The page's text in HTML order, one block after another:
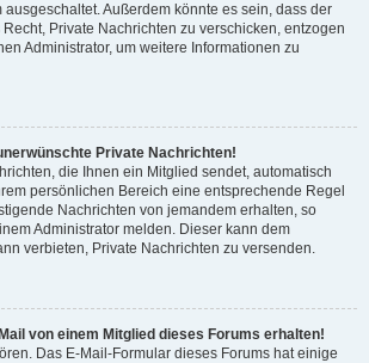
ausgeschaltet. Außerdem könnte es sein, dass der
Private Nachrichten zu verschicken, entzogen
Administrator, um weitere Informationen zu
Private Nachrichten!
die Ihnen ein Mitglied sendet, automatisch
persönlichen Bereich eine entsprechende Regel
Nachrichten von jemandem erhalten, so
Administrator melden. Dieser kann dem
verbieten, Private Nachrichten zu versenden.
von einem Mitglied dieses Forums erhalten!
Das E-Mail-Formular dieses Forums hat einige